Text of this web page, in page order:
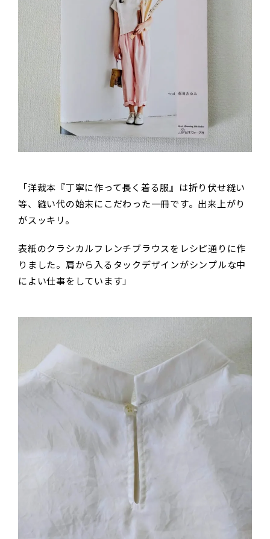
「洋裁本『丁寧に作って長く着る服』は折り伏せ縫い
等、縫い代の始末にこだわった一冊です。出来上がり
がスッキリ。
表紙のクラシカルフレンチブラウスをレシピ通りに作
りました。肩から入るタックデザインがシンプルな中
によい仕事をしています」